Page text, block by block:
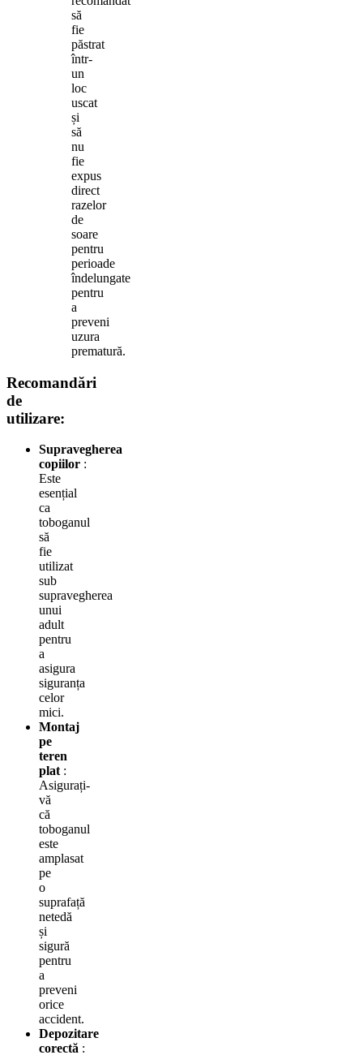
să
fie
păstrat
într-
un
loc
uscat
și
să
nu
fie
expus
direct
razelor
de
soare
pentru
perioade
îndelungate
pentru
a
preveni
uzura
prematură.
Recomandări
de
utilizare:
Supravegherea
copiilor :
Este
esențial
ca
toboganul
să
fie
utilizat
sub
supravegherea
unui
adult
pentru
a
asigura
siguranța
celor
mici.
Montaj
pe
teren
plat :
Asigurați-
vă
că
toboganul
este
amplasat
pe
o
suprafață
netedă
și
sigură
pentru
a
preveni
orice
accident.
Depozitare
corectă :